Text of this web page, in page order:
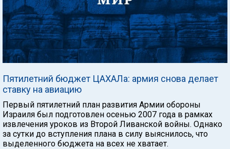
Пятилетний бюджет ЦАХАЛа: армия снова делает
ставку на авиацию
Первый пятилетний план развития Армии обороны
Израиля был подготовлен осенью 2007 года в рамках
извлечения уроков из Второй Ливанской войны. Однако
за сутки до вступления плана в силу выяснилось, что
выделенного бюджета на всех не хватает.